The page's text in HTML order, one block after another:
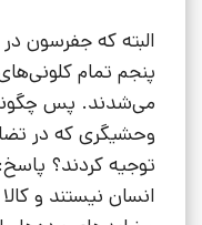
البته که جفرسون
پنجم تمام
می‌شدند. پس چگونه
وحشیگری که در
توجیه کردند؟
انسان نیستند و